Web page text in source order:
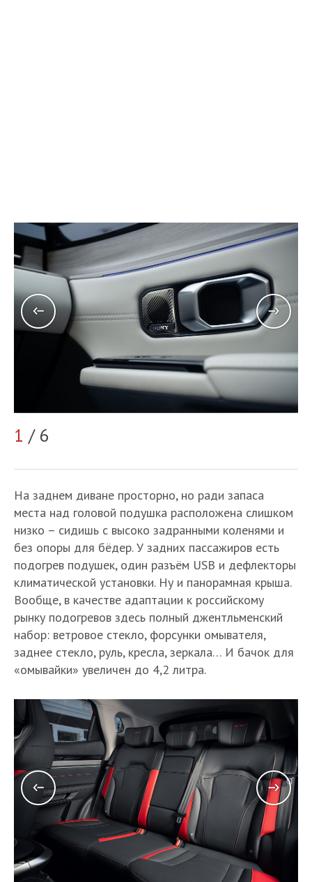
1 / 6
На заднем диване просторно, но ради запаса
места над головой подушка расположена слишком
низко – сидишь с высоко задранными коленями и
без опоры для бёдер. У задних пассажиров есть
подогрев подушек, один разъём USB и дефлекторы
климатической установки. Ну и панорамная крыша.
Вообще, в качестве адаптации к российскому
рынку подогревов здесь полный джентльменский
набор: ветровое стекло, форсунки омывателя,
заднее стекло, руль, кресла, зеркала… И бачок для
«омывайки» увеличен до 4,2 литра.